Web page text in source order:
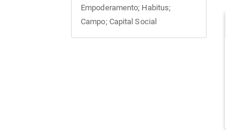
Empoderamento; Habitus;
Campo; Capital Social